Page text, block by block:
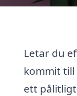
Letar du
kommit
ett